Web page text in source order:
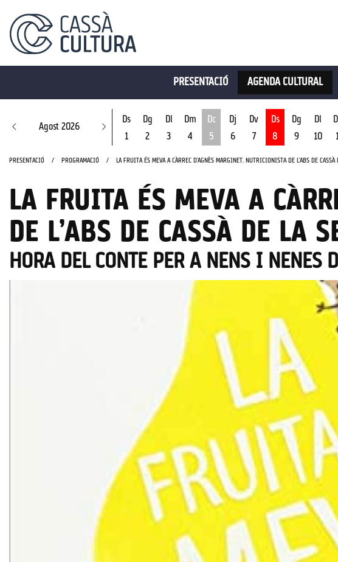
PRESENTACIÓ AGENDA CULTURAL
Agost 2026
Ds
1
Dg
2
Dl
3
Dm
4
Dc
5
Dj
6
Dv
7
Ds
8
Dg
9
Dl
10
PRESENTACIÓ PROGRAMACIÓ LA FRUITA ÉS MEVA A CÀRREC D’AGNÈS MARGINET, NUTRICIONISTA DE L’ABS DE CASSÀ
LA FRUITA ÉS MEVA A
DE L’ABS DE CASSÀ DE LA
HORA DEL CONTE PER A NENS I NENES